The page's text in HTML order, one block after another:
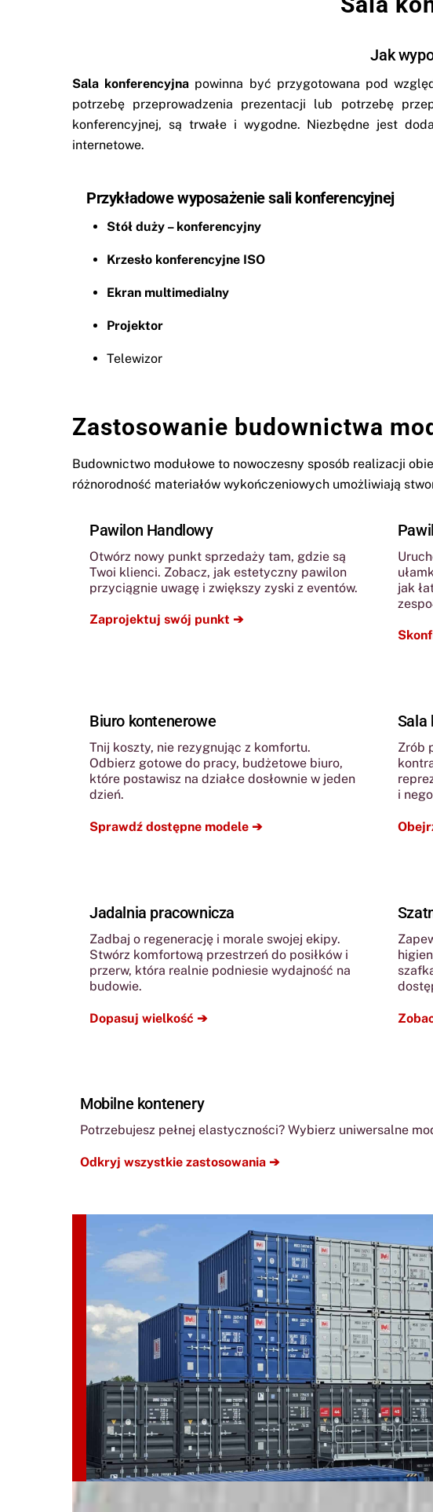
Jak
Sala konferencyjna powinna być przygotowana pod
potrzebę przeprowadzenia prezentacji lub potrzebę
konferencyjnej, są trwałe i wygodne. Niezbędne jest
internetowe.
Przykładowe wyposażenie sali konferencyjnej
Stół duży – konferencyjny
Krzesło konferencyjne ISO
Ekran multimedialny
Projektor
Telewizor
Zastosowanie budownictwa
Budownictwo modułowe to nowoczesny sposób realizacji
różnorodność materiałów wykończeniowych umożliwiają
Pawilon Handlowy
Otwórz nowy punkt sprzedaży tam, gdzie są
Twoi klienci. Zobacz, jak estetyczny pawilon
przyciągnie uwagę i zwiększy zyski z eventów.
Zaprojektuj swój punkt ➔
jak
Biuro kontenerowe
Tnij koszty, nie rezygnując z komfortu.
Odbierz gotowe do pracy, budżetowe biuro,
które postawisz na działce dosłownie w jeden
dzień.
Sprawdź dostępne modele ➔
Sala
Zrób
i
Jadalnia pracownicza
Zadbaj o regenerację i morale swojej ekipy.
Stwórz komfortową przestrzeń do posiłków i
przerw, która realnie podniesie wydajność na
budowie.
Dopasuj wielkość ➔
Mobilne kontenery
Potrzebujesz pełnej elastyczności? Wybierz uniwersalne
Odkryj wszystkie zastosowania ➔